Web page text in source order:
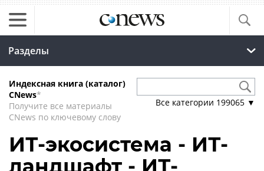
Разделы
Индексная книга (каталог)
CNews*
Получите все материалы
CNews по ключевому слову
Все категории 199065 ▼
ИТ-экосистема - ИТ-